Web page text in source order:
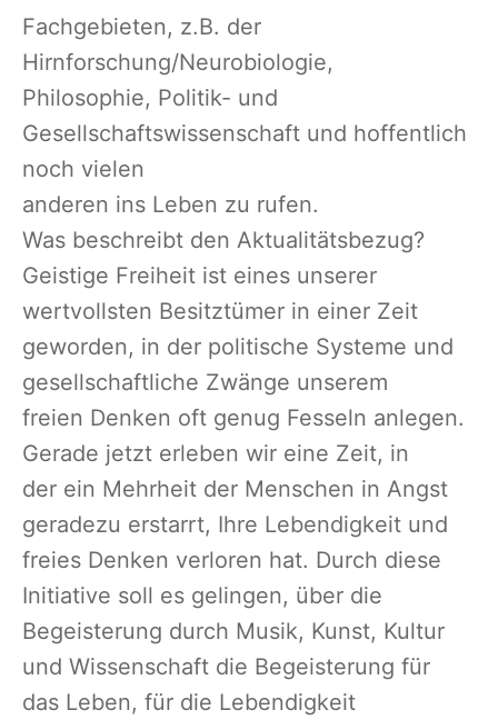
Fachgebieten, z.B. der
Hirnforschung/Neurobiologie,
Philosophie, Politik- und
Gesellschaftswissenschaft und hoffentlich
noch vielen
anderen ins Leben zu rufen.
Was beschreibt den Aktualitätsbezug?
Geistige Freiheit ist eines unserer
wertvollsten Besitztümer in einer Zeit
geworden, in der politische Systeme und
gesellschaftliche Zwänge unserem
freien Denken oft genug Fesseln anlegen.
Gerade jetzt erleben wir eine Zeit, in
der ein Mehrheit der Menschen in Angst
geradezu erstarrt, Ihre Lebendigkeit und
freies Denken verloren hat. Durch diese
Initiative soll es gelingen, über die
Begeisterung durch Musik, Kunst, Kultur
und Wissenschaft die Begeisterung für
das Leben, für die Lebendigkeit